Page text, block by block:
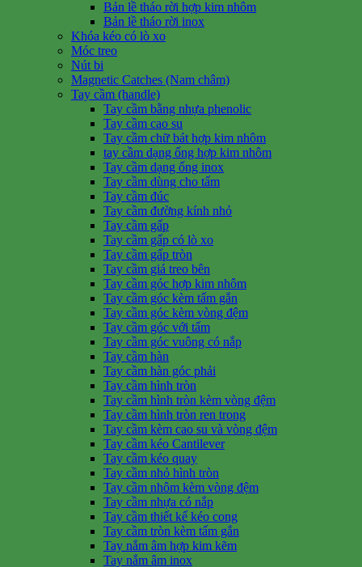
Bản lề tháo rời hợp kim nhôm
Bản lề tháo rời inox
Khóa kéo có lò xo
Móc treo
Nút bi
Magnetic Catches (Nam châm)
Tay cầm (handle)
Tay cầm bằng nhựa phenolic
Tay cầm cao su
Tay cầm chữ bát hợp kim nhôm
tay cầm dạng ống hợp kim nhôm
Tay cầm dạng ống inox
Tay cầm dùng cho tấm
Tay cầm đúc
Tay cầm đường kính nhỏ
Tay cầm gấp
Tay cầm gấp có lò xo
Tay cầm gấp tròn
Tay cầm giá treo bên
Tay cầm góc hợp kim nhôm
Tay cầm góc kèm tấm gắn
Tay cầm góc kèm vòng đệm
Tay cầm góc với tấm
Tay cầm góc vuông có nắp
Tay cầm hàn
Tay cầm hàn góc phải
Tay cầm hình tròn
Tay cầm hình tròn kèm vòng đệm
Tay cầm hình tròn ren trong
Tay cầm kèm cao su và vòng đệm
Tay cầm kéo Cantilever
Tay cầm kéo quay
Tay cầm nhỏ hình tròn
Tay cầm nhôm kèm vòng đệm
Tay cầm nhựa có nắp
Tay cầm thiết kế kéo cong
Tay cầm tròn kèm tấm gắn
Tay nắm âm hợp kim kẽm
Tay nắm âm inox